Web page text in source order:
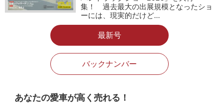
集！ 過去最大の出展規模となったショ
ーには、現実的だけど…
最新号
バックナンバー
あなたの愛車が高く売れる！